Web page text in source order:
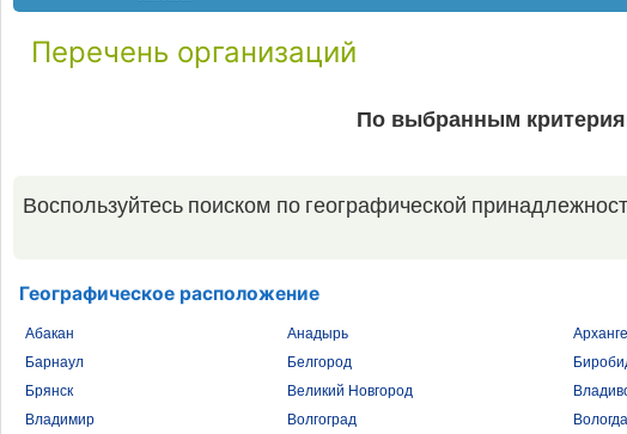
Перечень организаций
По выбранным
Воспользуйтесь поиском по географической
Географическое расположение
Абакан Анадырь
Барнаул
Белгород
Брянск
Великий Новгород
Владимир
Волгоград Вологда